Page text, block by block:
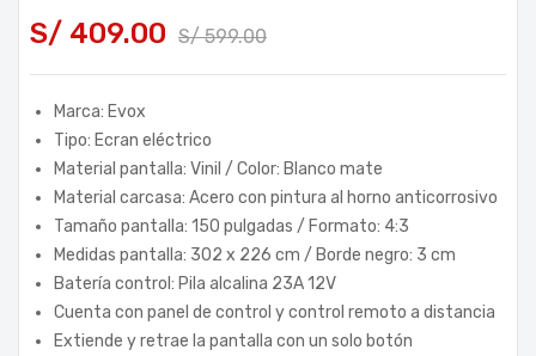
S/599.00
S/ 409.00
Marca: Evox
Tipo: Ecran eléctrico
Material pantalla: Vinil / Color: Blanco mate
Material carcasa: Acero con pintura al horno anticorrosivo
Tamaño pantalla: 150 pulgadas / Formato: 4:3
Medidas pantalla: 302 x 226 cm / Borde negro: 3 cm
Batería control: Pila alcalina 23A 12V
Cuenta con panel de control y control remoto a distancia
Extiende y retrae la pantalla con un solo botón